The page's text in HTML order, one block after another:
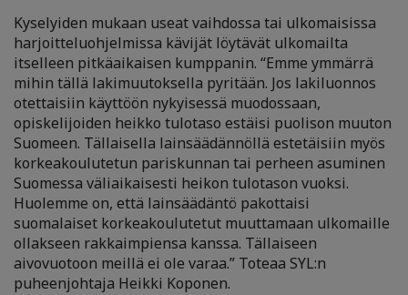
Kyselyiden mukaan useat vaihdossa tai ulkomaisissa
harjoitteluohjelmissa kävijät löytävät ulkomailta
itselleen pitkäaikaisen kumppanin. “Emme ymmärrä
mihin tällä lakimuutoksella pyritään. Jos lakiluonnos
otettaisiin käyttöön nykyisessä muodossaan,
opiskelijoiden heikko tulotaso estäisi puolison muuton
Suomeen. Tällaisella lainsäädännöllä estetäisiin myös
korkeakoulutetun pariskunnan tai perheen asuminen
Suomessa väliaikaisesti heikon tulotason vuoksi.
Huolemme on, että lainsäädäntö pakottaisi
suomalaiset korkeakoulutetut muuttamaan ulkomaille
ollakseen rakkaimpiensa kanssa. Tällaiseen
aivovuotoon meillä ei ole varaa.” Toteaa SYL:n
puheenjohtaja Heikki Koponen.